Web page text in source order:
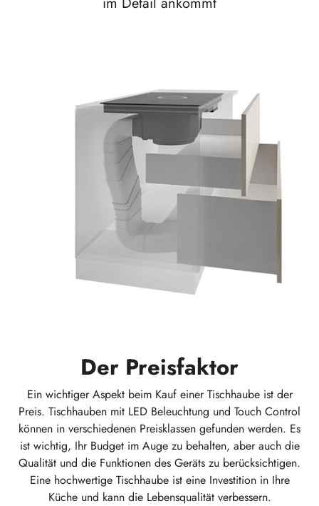
Der Preisfaktor
Ein wichtiger Aspekt beim Kauf einer Tischhaube ist der
Preis. Tischhauben mit LED Beleuchtung und Touch Control
können in verschiedenen Preisklassen gefunden werden. Es
ist wichtig, Ihr Budget im Auge zu behalten, aber auch die
Qualität und die Funktionen des Geräts zu berücksichtigen.
Eine hochwertige Tischhaube ist eine Investition in Ihre
Küche und kann die Lebensqualität verbessern.